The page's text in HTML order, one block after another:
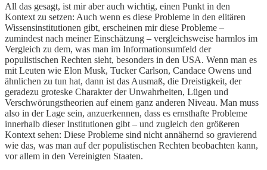
All das gesagt, ist mir aber auch wichtig, einen Punkt in den
Kontext zu setzen: Auch wenn es diese Probleme in den elitären
Wissensinstitutionen gibt, erscheinen mir diese Probleme –
zumindest nach meiner Einschätzung – vergleichsweise harmlos im
Vergleich zu dem, was man im Informationsumfeld der
populistischen Rechten sieht, besonders in den USA. Wenn man es
mit Leuten wie Elon Musk, Tucker Carlson, Candace Owens und
ähnlichen zu tun hat, dann ist das Ausmaß, die Dreistigkeit, der
geradezu groteske Charakter der Unwahrheiten, Lügen und
Verschwörungstheorien auf einem ganz anderen Niveau. Man muss
also in der Lage sein, anzuerkennen, dass es ernsthafte Probleme
innerhalb dieser Institutionen gibt – und zugleich den größeren
Kontext sehen: Diese Probleme sind nicht annähernd so gravierend
wie das, was man auf der populistischen Rechten beobachten kann,
vor allem in den Vereinigten Staaten.